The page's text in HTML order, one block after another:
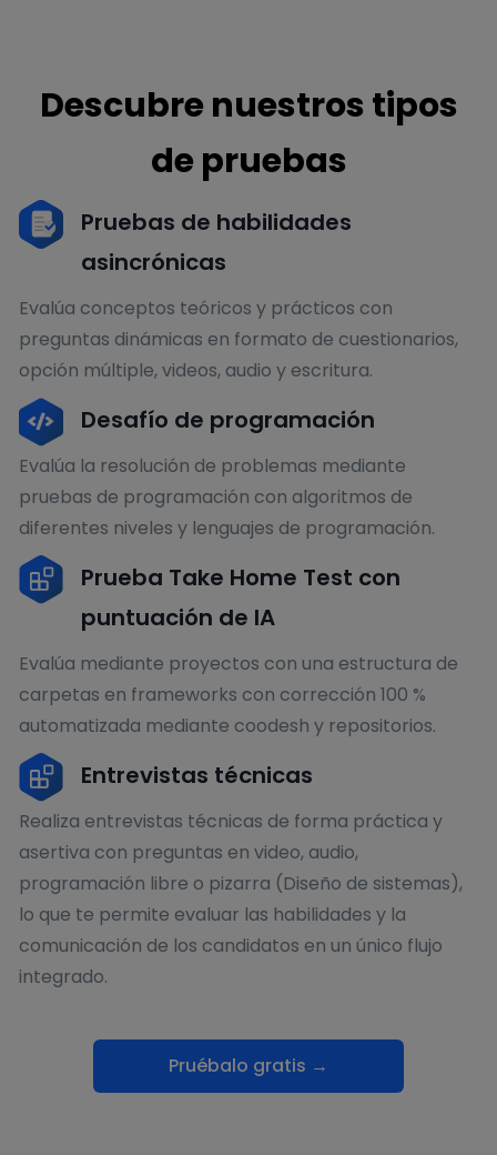
Descubre nuestros tipos
de pruebas
Pruebas de habilidades
asincrónicas
Evalúa conceptos teóricos y prácticos con
preguntas dinámicas en formato de cuestionarios,
opción múltiple, videos, audio y escritura.
Desafío de programación
Evalúa la resolución de problemas mediante
pruebas de programación con algoritmos de
diferentes niveles y lenguajes de programación.
Prueba Take Home Test con
puntuación de IA
Evalúa mediante proyectos con una estructura de
carpetas en frameworks con corrección 100 %
automatizada mediante coodesh y repositorios.
Entrevistas técnicas
Realiza entrevistas técnicas de forma práctica y
asertiva con preguntas en video, audio,
programación libre o pizarra (Diseño de sistemas),
lo que te permite evaluar las habilidades y la
comunicación de los candidatos en un único flujo
integrado.
Pruébalo gratis →